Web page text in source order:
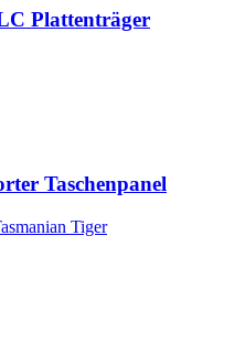
Plattenträger
Taschenpanel
Tiger